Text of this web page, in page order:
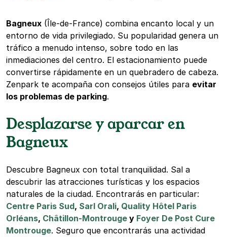
Bagneux (Île-de-France) combina encanto local y un
entorno de vida privilegiado. Su popularidad genera un
tráfico a menudo intenso, sobre todo en las
inmediaciones del centro. El estacionamiento puede
convertirse rápidamente en un quebradero de cabeza.
Zenpark te acompaña con consejos útiles para evitar
los problemas de parking.
Desplazarse y aparcar en
Bagneux
Descubre Bagneux con total tranquilidad. Sal a
descubrir las atracciones turísticas y los espacios
naturales de la ciudad. Encontrarás en particular:
Centre Paris Sud, Sarl Orali, Quality Hôtel Paris
Orléans, Châtillon-Montrouge y Foyer De Post Cure
Montrouge. Seguro que encontrarás una actividad